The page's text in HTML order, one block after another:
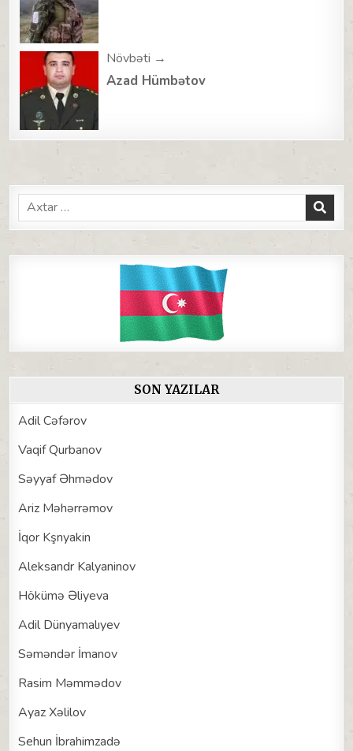
Növbəti →
Azad Hümbətov
Search
for:
SON YAZILAR
Adil Cəfərov
Vaqif Qurbanov
Səyyaf Əhmədov
Ariz Məhərrəmov
İqor Kşnyakin
Aleksandr Kalyaninov
Hökümə Əliyeva
Adil Dünyamalıyev
Səməndər İmanov
Rasim Məmmədov
Ayaz Xəlilov
Sehun İbrahimzadə